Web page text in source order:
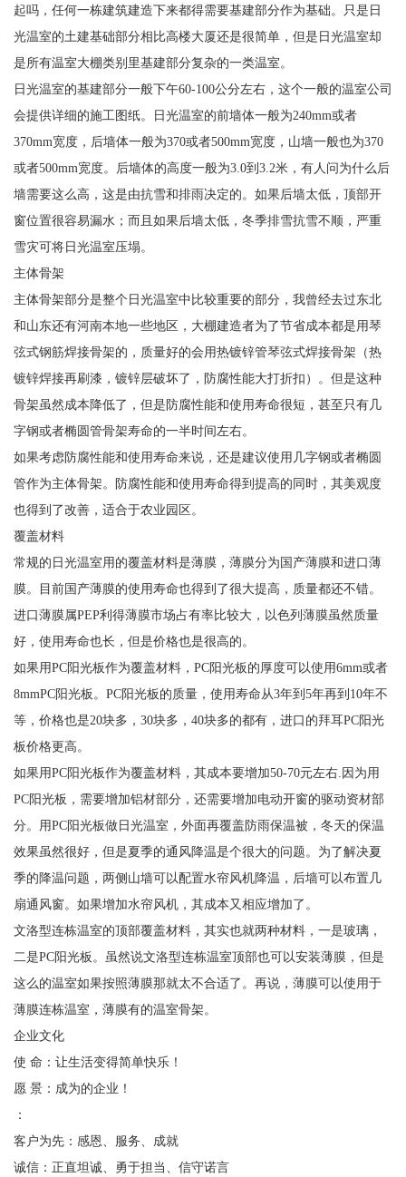
起吗，任何一栋建筑建造下来都得需要基建部分作为基础。只是日
光温室的土建基础部分相比高楼大厦还是很简单，但是日光温室却
是所有温室大棚类别里基建部分复杂的一类温室。
日光温室的基建部分一般下午60-100公分左右，这个一般的温室公司
会提供详细的施工图纸。日光温室的前墙体一般为240mm或者
370mm宽度，后墙体一般为370或者500mm宽度，山墙一般也为370
或者500mm宽度。后墙体的高度一般为3.0到3.2米，有人问为什么后
墙需要这么高，这是由抗雪和排雨决定的。如果后墙太低，顶部开
窗位置很容易漏水；而且如果后墙太低，冬季排雪抗雪不顺，严重
雪灾可将日光温室压塌。
主体骨架
主体骨架部分是整个日光温室中比较重要的部分，我曾经去过东北
和山东还有河南本地一些地区，大棚建造者为了节省成本都是用琴
弦式钢筋焊接骨架的，质量好的会用热镀锌管琴弦式焊接骨架（热
镀锌焊接再刷漆，镀锌层破坏了，防腐性能大打折扣）。但是这种
骨架虽然成本降低了，但是防腐性能和使用寿命很短，甚至只有几
字钢或者椭圆管骨架寿命的一半时间左右。
如果考虑防腐性能和使用寿命来说，还是建议使用几字钢或者椭圆
管作为主体骨架。防腐性能和使用寿命得到提高的同时，其美观度
也得到了改善，适合于农业园区。
覆盖材料
常规的日光温室用的覆盖材料是薄膜，薄膜分为国产薄膜和进口薄
膜。目前国产薄膜的使用寿命也得到了很大提高，质量都还不错。
进口薄膜属PEP利得薄膜市场占有率比较大，以色列薄膜虽然质量
好，使用寿命也长，但是价格也是很高的。
如果用PC阳光板作为覆盖材料，PC阳光板的厚度可以使用6mm或者
8mmPC阳光板。PC阳光板的质量，使用寿命从3年到5年再到10年不
等，价格也是20块多，30块多，40块多的都有，进口的拜耳PC阳光
板价格更高。
如果用PC阳光板作为覆盖材料，其成本要增加50-70元左右.因为用
PC阳光板，需要增加铝材部分，还需要增加电动开窗的驱动资材部
分。用PC阳光板做日光温室，外面再覆盖防雨保温被，冬天的保温
效果虽然很好，但是夏季的通风降温是个很大的问题。为了解决夏
季的降温问题，两侧山墙可以配置水帘风机降温，后墙可以布置几
扇通风窗。如果增加水帘风机，其成本又相应增加了。
文洛型连栋温室的顶部覆盖材料，其实也就两种材料，一是玻璃，
二是PC阳光板。虽然说文洛型连栋温室顶部也可以安装薄膜，但是
这么的温室如果按照薄膜那就太不合适了。再说，薄膜可以使用于
薄膜连栋温室，薄膜有的温室骨架。
企业文化
使 命：让生活变得简单快乐！
愿 景：成为的企业！
：
客户为先：感恩、服务、成就
诚信：正直坦诚、勇于担当、信守诺言